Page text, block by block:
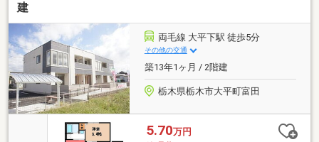
建
両毛線 大平下駅 徒歩5分
その他の交通
築13年1ヶ月 / 2階建
栃木県栃木市大平町富田
5.70万円